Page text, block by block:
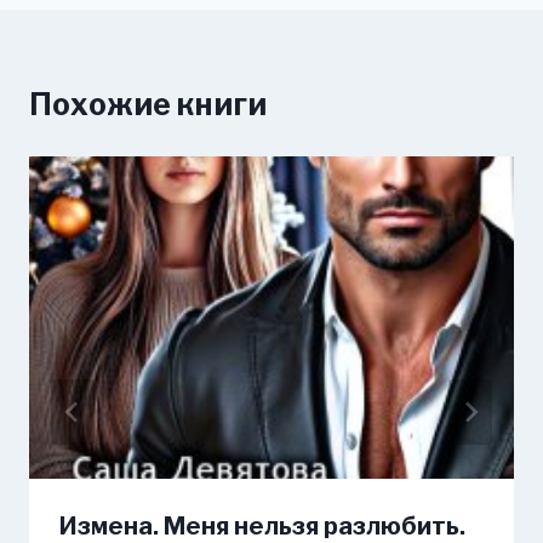
Похожие книги
Измена. Меня нельзя разлюбить.